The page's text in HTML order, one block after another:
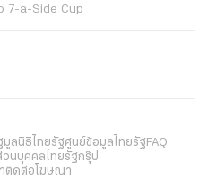
7-a-Side Cup
มูลนิธิไทยรัฐศูนย์ข้อมูลไทยรัฐFAQ
นบุคคลไทยรัฐกรุ๊ป
ติดต่อโฆษณา